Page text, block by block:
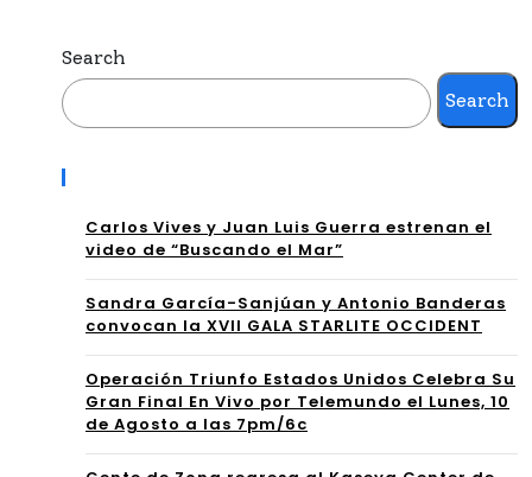
NA
CIO
NE
S A
PR
EMI
es
en
Pre
mio
Lo
Nu
Search
Search
Carlos Vives y Juan Luis Guerra estrenan el
video de “Buscando el Mar”
Sandra García-Sanjúan y Antonio Banderas
convocan la XVII GALA STARLITE OCCIDENT
Operación Triunfo Estados Unidos Celebra Su
Gran Final En Vivo por Telemundo el Lunes, 10
de Agosto a las 7pm/6c